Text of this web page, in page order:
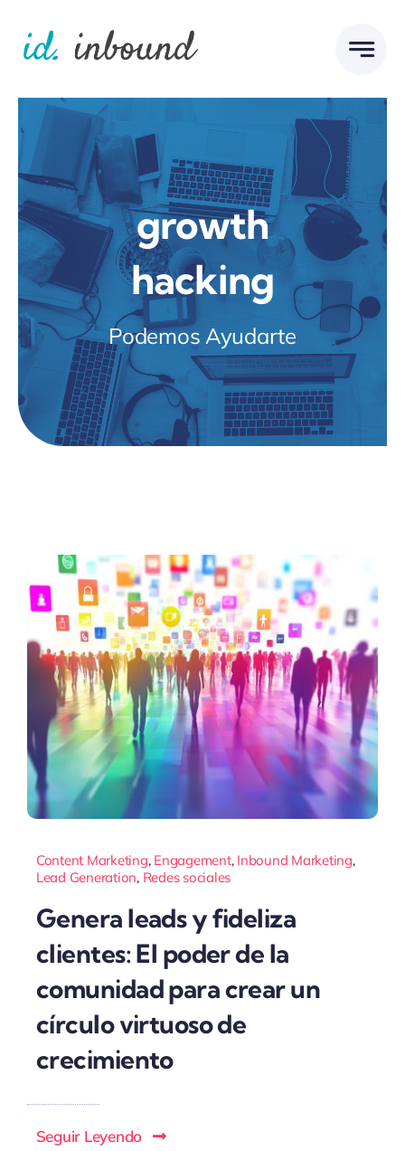
content
growth
hacking
Podemos Ayudarte
Content Marketing, Engagement, Inbound Marketing,
Lead Generation, Redes sociales
Genera leads y fideliza
clientes: El poder de la
comunidad para crear un
círculo virtuoso de
crecimiento
Seguir Leyendo